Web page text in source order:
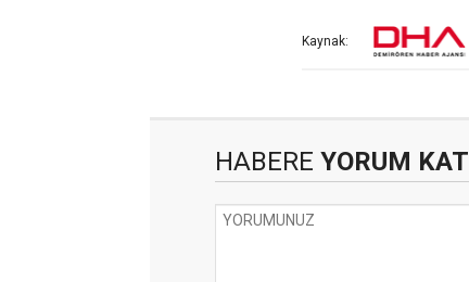
Kaynak:
HABERE YORUM KAT